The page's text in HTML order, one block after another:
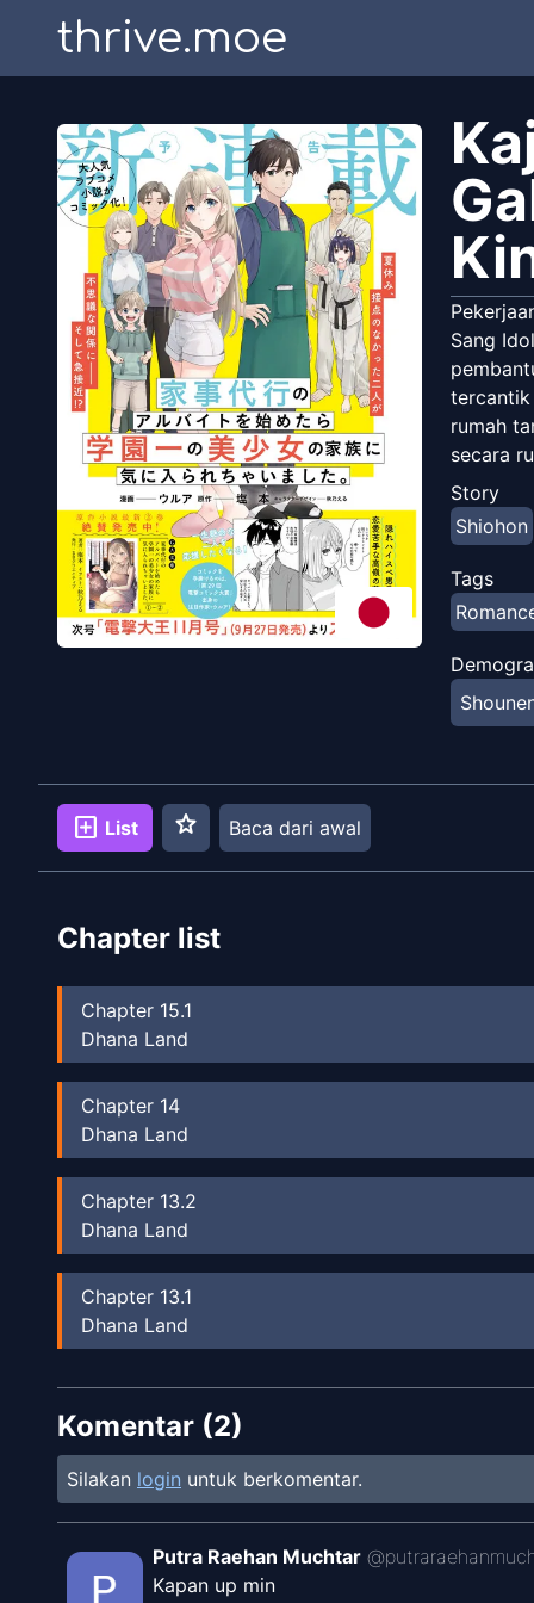
thrive.moe
Sang
tercantik
rumah
secara
mereka
berkelas
Story
Shiohon
Tags
add_box List star Baca dari awal
Chapter list
Chapter 15.1
Dhana Land
Chapter 14
Dhana Land
Chapter 13.2
Dhana Land
Chapter 13.1
Dhana Land
Chapter12.2
Dhana Land
Chapter12.1
Dhana Land
Chapter11
Komentar (2)
Silakan login untuk berkomentar.
Putra Raehan Muchtar @
Kapan up min